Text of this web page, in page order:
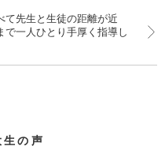
て先生と生徒の距離が近
で一人ひとり手厚く指導し
の声